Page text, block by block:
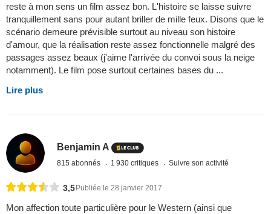
reste à mon sens un film assez bon. L'histoire se laisse suivre
tranquillement sans pour autant briller de mille feux. Disons que le
scénario demeure prévisible surtout au niveau son histoire
d'amour, que la réalisation reste assez fonctionnelle malgré des
passages assez beaux (j'aime l'arrivée du convoi sous la neige
notamment). Le film pose surtout certaines bases du ...
Lire plus
Benjamin A
815 abonnés 1 930 critiques Suivre son activité
3,5Publiée le 28 janvier 2017
Mon affection toute particulière pour le Western (ainsi que